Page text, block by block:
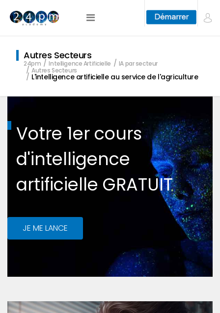
Autres Secteurs
24pm Intelligence Artificielle
IA par secteur
Autres Secteurs
L'intelligence artificielle au service de l'agriculture
Votre 1er cours
d'intelligence
artificielle GRATUIT
JE ME LANCE